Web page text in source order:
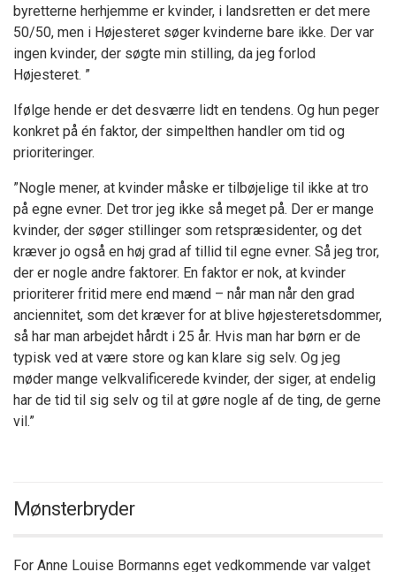
byretterne herhjemme er kvinder, i landsretten er det mere
50/50, men i Højesteret søger kvinderne bare ikke. Der var
ingen kvinder, der søgte min stilling, da jeg forlod
Højesteret. ”
Ifølge hende er det desværre lidt en tendens. Og hun peger
konkret på én faktor, der simpelthen handler om tid og
prioriteringer.
”Nogle mener, at kvinder måske er tilbøjelige til ikke at tro
på egne evner. Det tror jeg ikke så meget på. Der er mange
kvinder, der søger stillinger som retspræsidenter, og det
kræver jo også en høj grad af tillid til egne evner. Så jeg tror,
der er nogle andre faktorer. En faktor er nok, at kvinder
prioriterer fritid mere end mænd – når man når den grad
anciennitet, som det kræver for at blive højesteretsdommer,
så har man arbejdet hårdt i 25 år. Hvis man har børn er de
typisk ved at være store og kan klare sig selv. Og jeg
møder mange velkvalificerede kvinder, der siger, at endelig
har de tid til sig selv og til at gøre nogle af de ting, de gerne
vil.”
Mønsterbryder
For Anne Louise Bormanns eget vedkommende var valget